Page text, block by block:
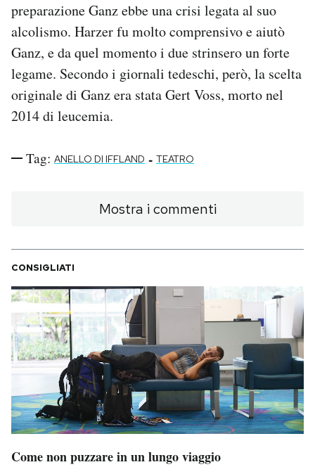
preparazione Ganz ebbe una crisi legata al suo
alcolismo. Harzer fu molto comprensivo e aiutò
Ganz, e da quel momento i due strinsero un forte
legame. Secondo i giornali tedeschi, però, la scelta
originale di Ganz era stata Gert Voss, morto nel
2014 di leucemia.
Tag: ANELLO DI IFFLAND - TEATRO
Mostra i commenti
CONSIGLIATI
Come non puzzare in un lungo viaggio